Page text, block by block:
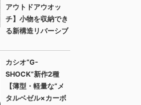
アウトドアウオッ
チ】小物を収納でき
る新構造リバーシブ
カシオ“G-
SHOCK”新作2種
【薄型・軽量な“メ
タルベゼル×カーボ